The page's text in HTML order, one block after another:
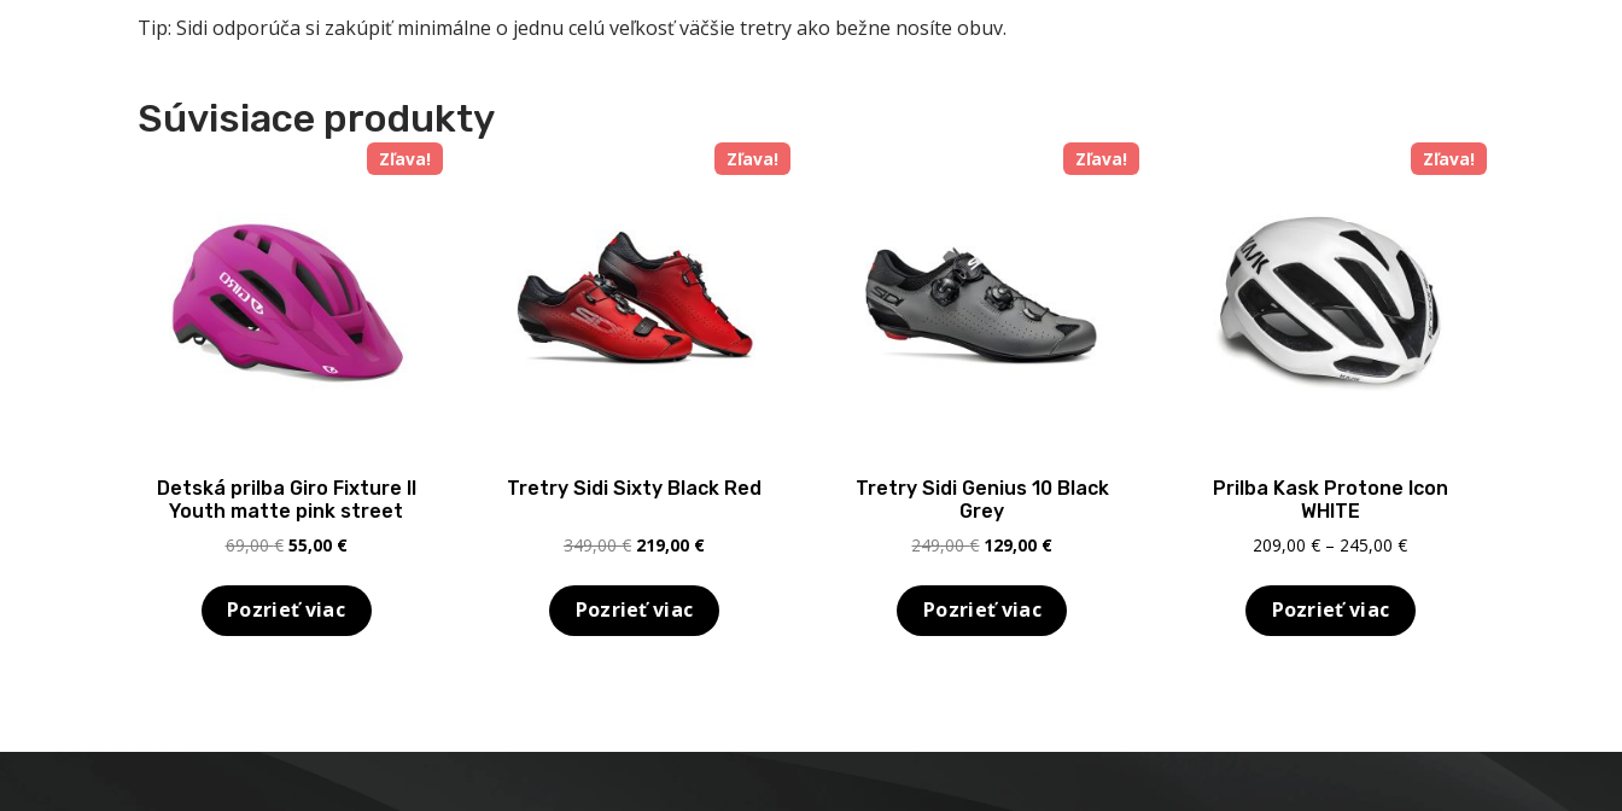
Tip: Sidi odporúča si zakúpiť minimálne o jednu celú veľkosť väčšie tretry ako bežne nosíte obuv.
Súvisiace produkty
Zľava!
Detská prilba Giro Fixture II
Youth matte pink street
69,00€ Pôvodná
bola:
69,00 €.
55,00 €Aktuálna
je:
55,00 €.
Pozrieť viac
Zľava!
Tretry Sidi Sixty Black Red
349,00€ Pôvodná
bola:
349,00 €.
219,00 €Aktuálna
je:
219,00 €.
Pozrieť viac
Zľava!
Tretry Sidi Genius 10 Black
Grey
249,00€ Pôvodná
bola:
249,00 €.
129,00 €Aktuálna
je:
129,00 €.
Pozrieť viac
Zľava!
Prilba Kask Protone Icon
WHITE
209,00€ – 245,00€Price
209,00 €
through
Pozrieť viac